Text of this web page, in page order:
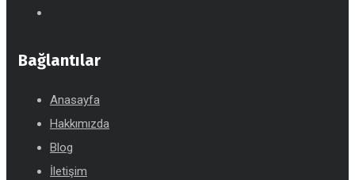
Bağlantılar
Anasayfa
Hakkımızda
Blog
İletişim